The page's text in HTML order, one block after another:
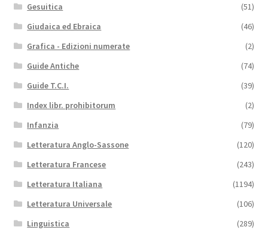
Gesuitica
(51)
Giudaica ed Ebraica
(46)
Grafica - Edizioni numerate
(2)
Guide Antiche
(74)
Guide T.C.I.
(39)
Index libr. prohibitorum
(2)
Infanzia
(79)
Letteratura Anglo-Sassone
(120)
Letteratura Francese
(243)
Letteratura Italiana
(1194)
Letteratura Universale
(106)
Linguistica
(289)